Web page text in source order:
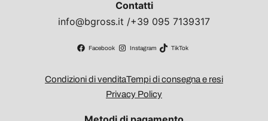
Contatti
info@bgross.it /+39 095 7139317
Facebook Instagram TikTok
Condizioni di venditaTempi di consegna e resi
Privacy Policy